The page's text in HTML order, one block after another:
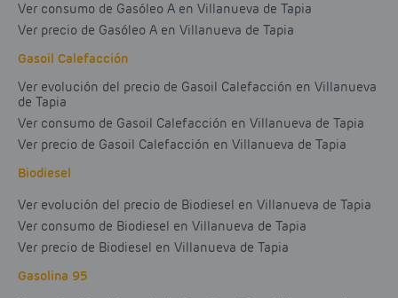
Ver consumo de Gasóleo A en Villanueva de Tapia
Ver precio de Gasóleo A en Villanueva de Tapia
Gasoil Calefacción
Ver evolución del precio de Gasoil Calefacción en Villanueva
de Tapia
Ver consumo de Gasoil Calefacción en Villanueva de Tapia
Ver precio de Gasoil Calefacción en Villanueva de Tapia
Biodiesel
Ver evolución del precio de Biodiesel en Villanueva de Tapia
Ver consumo de Biodiesel en Villanueva de Tapia
Ver precio de Biodiesel en Villanueva de Tapia
Gasolina 95